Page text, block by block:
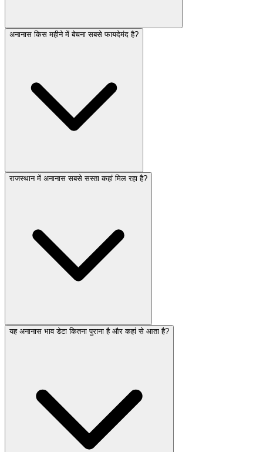
अनानास किस महीने में बेचना सबसे फायदेमंद है?
राजस्थान में अनानास सबसे सस्ता कहां मिल रहा है?
यह अनानास भाव डेटा कितना पुराना है और कहां से आता है?